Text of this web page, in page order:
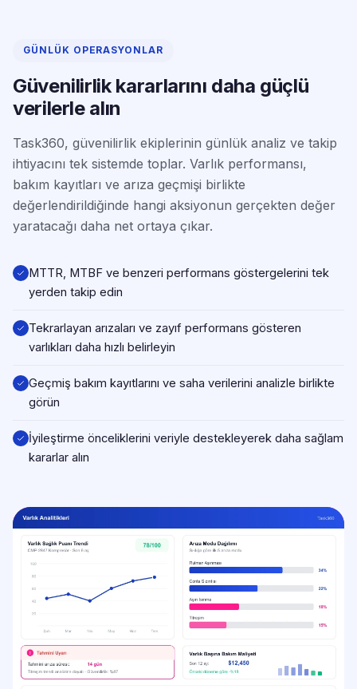
GÜNLÜK OPERASYONLAR
Güvenilirlik kararlarını daha güçlü
verilerle alın
Task360, güvenilirlik ekiplerinin günlük analiz ve takip
ihtiyacını tek sistemde toplar. Varlık performansı,
bakım kayıtları ve arıza geçmişi birlikte
değerlendirildiğinde hangi aksiyonun gerçekten değer
yaratacağı daha net ortaya çıkar.
MTTR, MTBF ve benzeri performans göstergelerini tek
yerden takip edin
Tekrarlayan arızaları ve zayıf performans gösteren
varlıkları daha hızlı belirleyin
Geçmiş bakım kayıtlarını ve saha verilerini analizle birlikte
görün
İyileştirme önceliklerini veriyle destekleyerek daha sağlam
kararlar alın